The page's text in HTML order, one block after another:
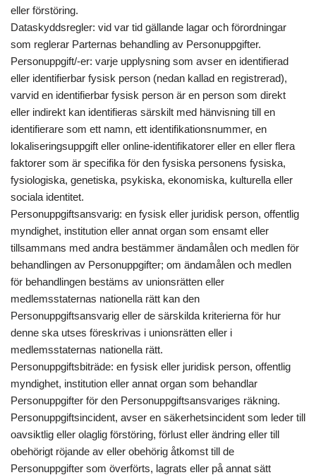
eller förstöring.
Dataskyddsregler: vid var tid gällande lagar och förordningar
som reglerar Parternas behandling av Personuppgifter.
Personuppgift/-er: varje upplysning som avser en identifierad
eller identifierbar fysisk person (nedan kallad en registrerad),
varvid en identifierbar fysisk person är en person som direkt
eller indirekt kan identifieras särskilt med hänvisning till en
identifierare som ett namn, ett identifikationsnummer, en
lokaliseringsuppgift eller online-identifikatorer eller en eller flera
faktorer som är specifika för den fysiska personens fysiska,
fysiologiska, genetiska, psykiska, ekonomiska, kulturella eller
sociala identitet.
Personuppgiftsansvarig: en fysisk eller juridisk person, offentlig
myndighet, institution eller annat organ som ensamt eller
tillsammans med andra bestämmer ändamålen och medlen för
behandlingen av Personuppgifter; om ändamålen och medlen
för behandlingen bestäms av unionsrätten eller
medlemsstaternas nationella rätt kan den
Personuppgiftsansvarig eller de särskilda kriterierna för hur
denne ska utses föreskrivas i unionsrätten eller i
medlemsstaternas nationella rätt.
Personuppgiftsbiträde: en fysisk eller juridisk person, offentlig
myndighet, institution eller annat organ som behandlar
Personuppgifter för den Personuppgiftsansvariges räkning.
Personuppgiftsincident, avser en säkerhetsincident som leder till
oavsiktlig eller olaglig förstöring, förlust eller ändring eller till
obehörigt röjande av eller obehörig åtkomst till de
Personuppgifter som överförts, lagrats eller på annat sätt